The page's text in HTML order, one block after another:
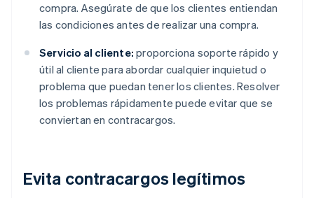
compra. Asegúrate de que los clientes entiendan
las condiciones antes de realizar una compra.
Servicio al cliente: proporciona soporte rápido y
útil al cliente para abordar cualquier inquietud o
problema que puedan tener los clientes. Resolver
los problemas rápidamente puede evitar que se
conviertan en contracargos.
Evita contracargos legítimos